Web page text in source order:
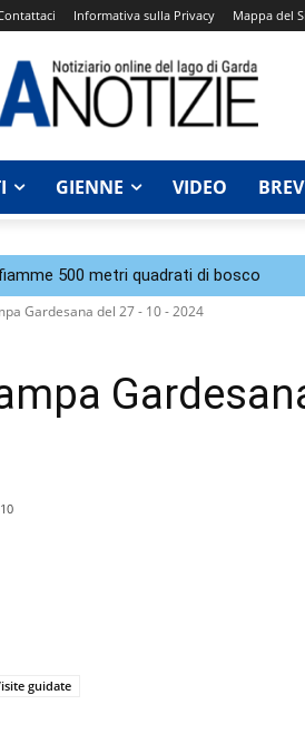
Informativa sulla Privacy Mappa del
GIENNE VIDEO
500 metri quadrati di bosco
Gardesana del 27 - 10 - 2024
guidate